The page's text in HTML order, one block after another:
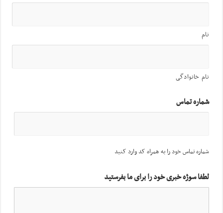
نام
نام خانوادگی
شماره تماس
شماره تماس خود را به همراه کد وارد کنید
لطفا سوژه خبری خود را برای ما بفرستید